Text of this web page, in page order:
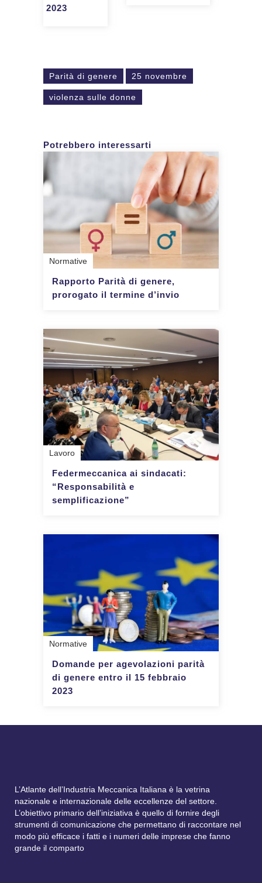
2023
Parità di genere 25 novembre
violenza sulle donne
Potrebbero interessarti
Normative
Rapporto Parità di genere,
prorogato il termine d’invio
Lavoro
Federmeccanica ai sindacati:
“Responsabilità e
semplificazione”
Normative
Domande per agevolazioni parità
di genere entro il 15 febbraio
2023
L’Atlante dell’Industria Meccanica Italiana è la vetrina
nazionale e internazionale delle eccellenze del settore.
L’obiettivo primario dell’iniziativa è quello di fornire degli
strumenti di comunicazione che permettano di raccontare nel
modo più efficace i fatti e i numeri delle imprese che fanno
grande il comparto